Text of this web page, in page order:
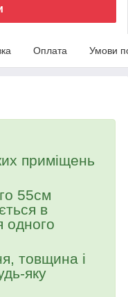
Оплата Умови
приміщень
55см
в
одного
товщина і
яку